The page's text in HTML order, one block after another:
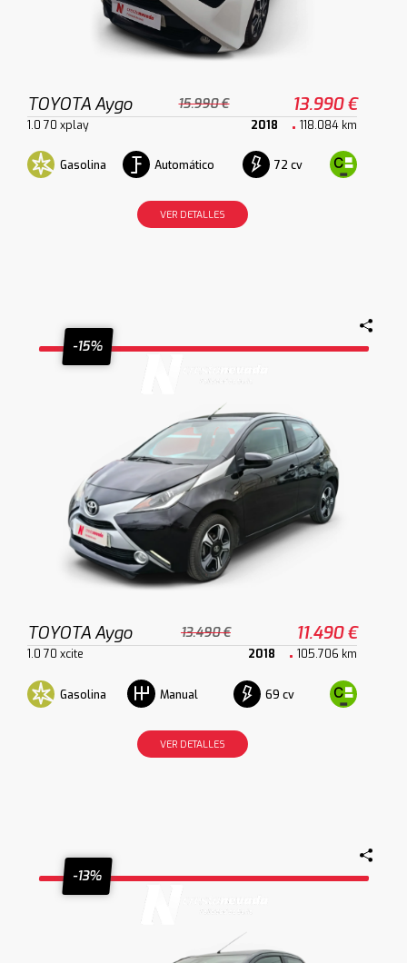
TOYOTA Aygo 15.990 € 13.990 €
1.0 70 xplay 2018 118.084 km
Gasolina Automático 72 cv
VER DETALLES
-15%
TOYOTA Aygo 13.490 € 11.490 €
1.0 70 xcite 2018 105.706 km
Gasolina Manual 69 cv
VER DETALLES
-13%